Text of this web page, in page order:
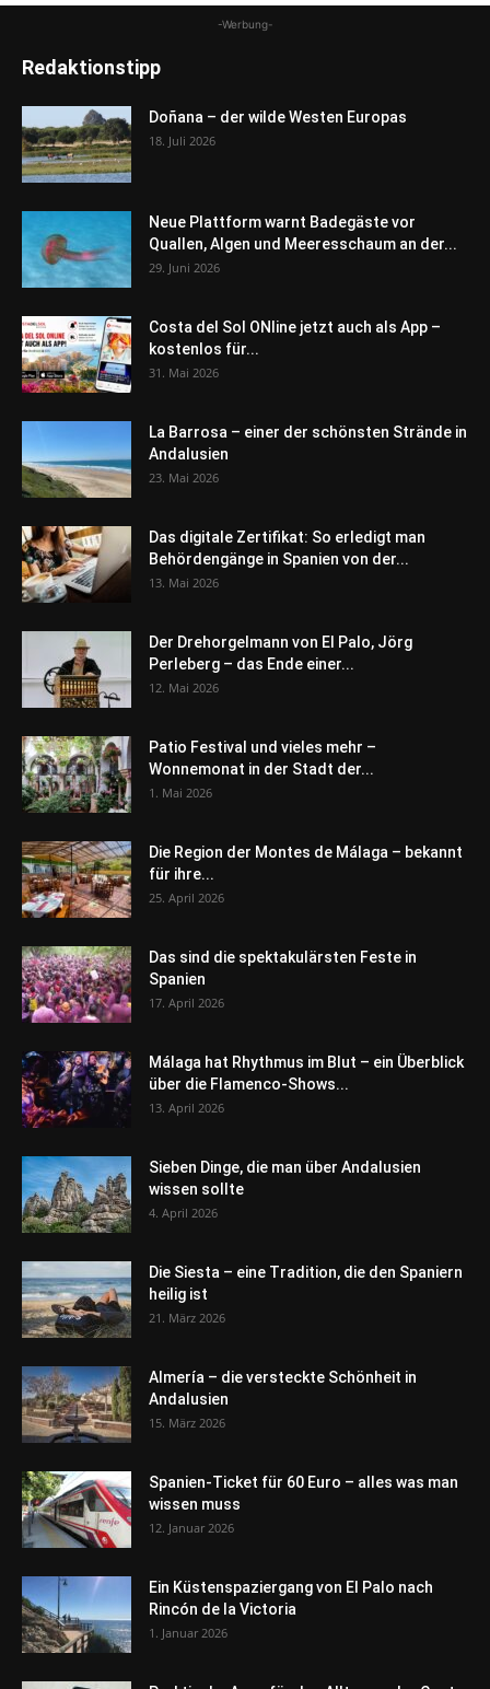
-Werbung-
Redaktionstipp
Doñana – der wilde Westen Europas
18. Juli 2026
Neue Plattform warnt Badegäste vor
Quallen, Algen und Meeresschaum an der...
29. Juni 2026
Costa del Sol ONline jetzt auch als App –
kostenlos für...
31. Mai 2026
La Barrosa – einer der schönsten Strände in
Andalusien
23. Mai 2026
Das digitale Zertifikat: So erledigt man
Behördengänge in Spanien von der...
13. Mai 2026
Der Drehorgelmann von El Palo, Jörg
Perleberg – das Ende einer...
12. Mai 2026
Patio Festival und vieles mehr –
Wonnemonat in der Stadt der...
1. Mai 2026
Die Region der Montes de Málaga – bekannt
für ihre...
25. April 2026
Das sind die spektakulärsten Feste in
Spanien
17. April 2026
Málaga hat Rhythmus im Blut – ein Überblick
über die Flamenco-Shows...
13. April 2026
Sieben Dinge, die man über Andalusien
wissen sollte
4. April 2026
Die Siesta – eine Tradition, die den Spaniern
heilig ist
21. März 2026
Almería – die versteckte Schönheit in
Andalusien
15. März 2026
Spanien-Ticket für 60 Euro – alles was man
wissen muss
12. Januar 2026
Ein Küstenspaziergang von El Palo nach
Rincón de la Victoria
1. Januar 2026